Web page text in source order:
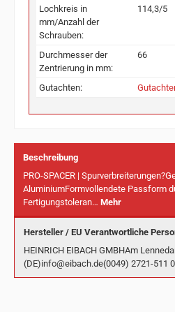
Lochkreis in
mm/Anzahl der
Schrauben:
114,3/5
Durchmesser der
Zentrierung in mm:
66
Gutachten:
Beschreibung
PRO-SPACER |
AluminiumFormvollendete Passform
Fertigungstoleran… Mehr
Hersteller / EU Verantwortliche
HEINRICH EIBACH GMBHAm
(DE)info@eibach.de(0049) 2721-511 0